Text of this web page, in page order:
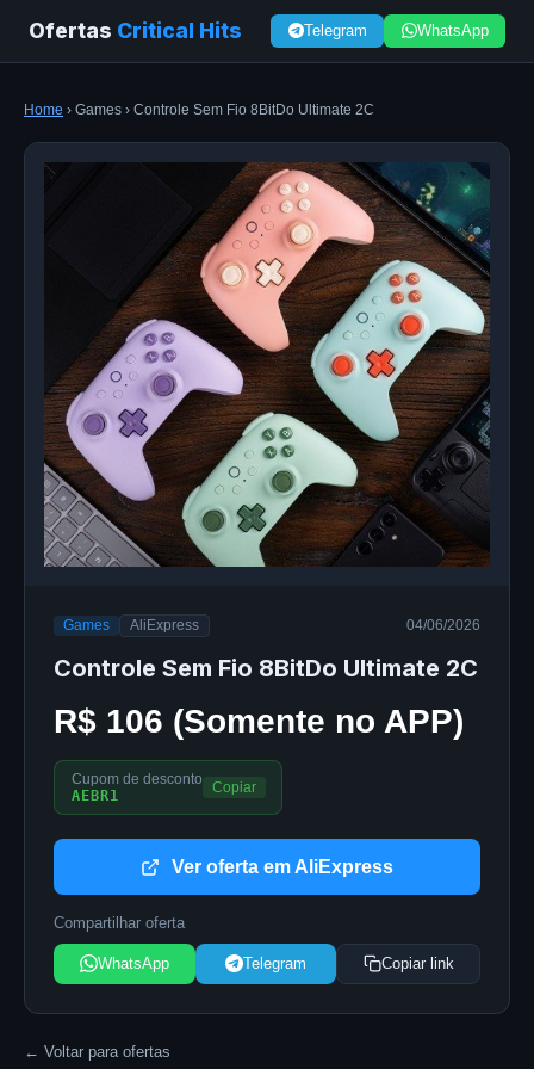
Ofertas Critical Hits Telegram WhatsApp
Home › Games › Controle Sem Fio 8BitDo Ultimate 2C
Games AliExpress 04/06/2026
Controle Sem Fio 8BitDo Ultimate 2C
R$ 106 (Somente no APP)
Cupom de desconto
AEBR1
Copiar
Ver oferta em AliExpress
Compartilhar oferta
WhatsApp Telegram Copiar link
← Voltar para ofertas